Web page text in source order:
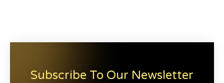
Subscribe To Our Newsletter